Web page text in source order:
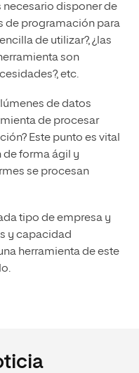
necesario disponer de
de programación para
de utilizar?, ¿las
son
etc.
de datos
de procesar
Este punto es vital
de forma ágil y
se procesan
tipo de empresa y
y capacidad
herramienta de este